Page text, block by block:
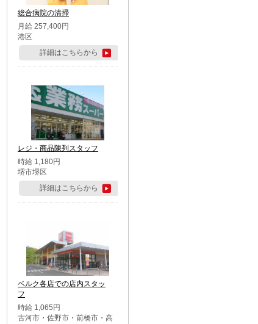
総合病院の清掃
月給 257,400円
港区
詳細はこちらから
レジ・商品陳列スタッフ
時給 1,180円
堺市堺区
詳細はこちらから
ベルク各店での店内スタッ
フ
時給 1,065円
古河市・佐野市・前橋市・高